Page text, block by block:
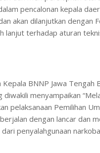
pencalonan kepala
akan dilanjutkan dengan
lanjut terhadap aturan
BNNP Jawa Tengah
diwakili menyampaikan
pelaksanaan Pemilihan
dengan lancar dan
penyalahgunaan